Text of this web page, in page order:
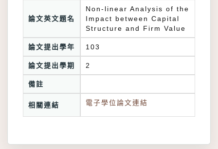
論文英文題名
Non-linear Analysis of the
Impact between Capital
Structure and Firm Value
論文提出學年 103
論文提出學期 2
備註
相關連結 電子學位論文連結